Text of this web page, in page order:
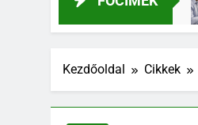
1 Hét
Kezdőoldal Cikkek